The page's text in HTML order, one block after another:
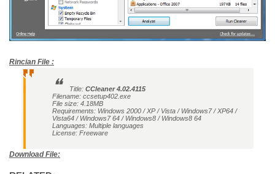
Rincian File :
Title: CCleaner 4.02.4115
Filename: ccsetup402.exe
File size: 4.18MB
Requirements: Windows 2000 / XP / Vista / Windows7 / XP64 /
Vista64 / Windows7 64 / Windows8 / Windows8 64
Languages: Multiple languages
License: Freeware
Download File: